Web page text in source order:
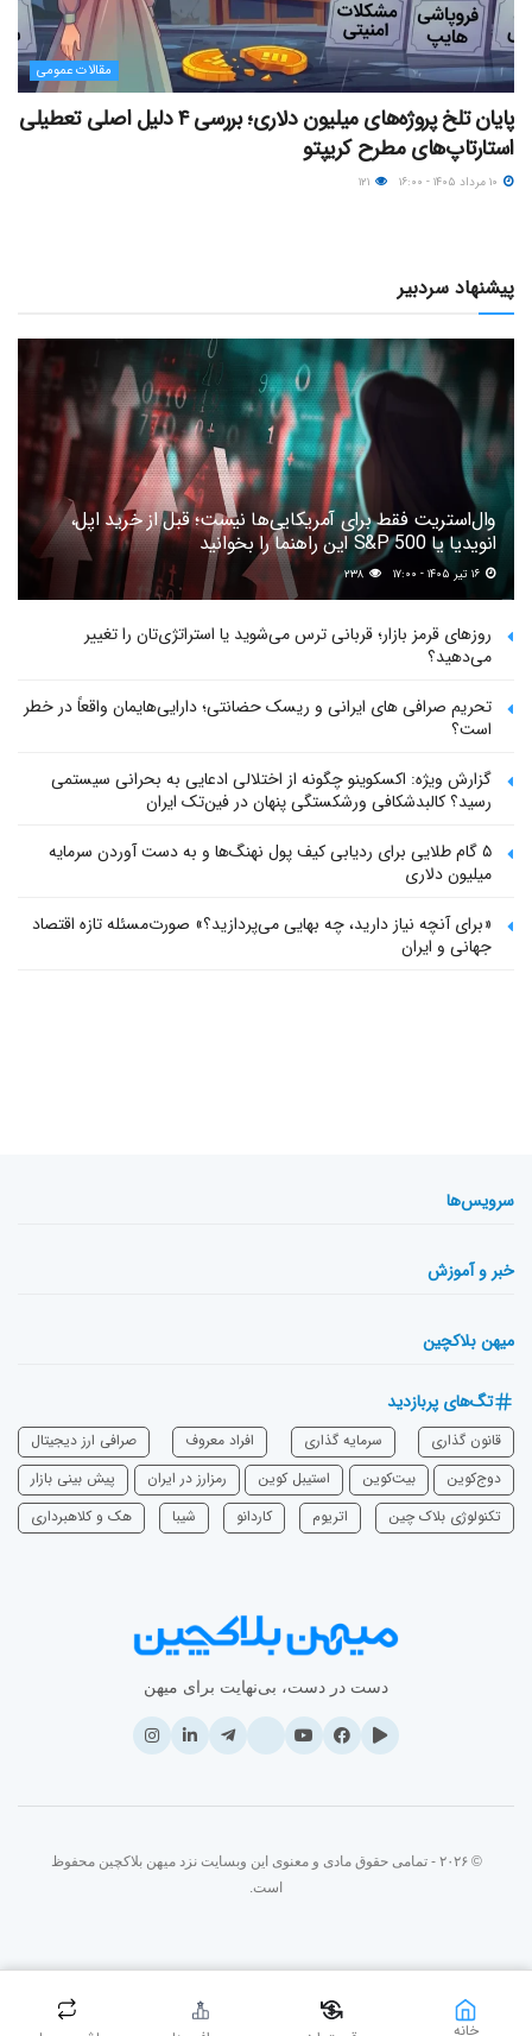
مقالات عمومی
پایان تلخ پروژه‌های میلیون دلاری؛ بررسی ۴ دلیل اصلی تعطیلی
استارتاپ‌های مطرح کریپتو
پیشنهاد سردبیر
وال‌استریت فقط برای آمریکایی‌ها نیست؛ قبل از خرید اپل،
انویدیا یا S&P 500 این راهنما را بخوانید
۲۳۸
روزهای قرمز بازار؛ قربانی ترس می‌شوید یا استراتژی‌تان را تغییر
می‌دهید؟
تحریم صرافی های ایرانی و ریسک حضانتی؛ دارایی‌هایمان واقعاً در خطر
است؟
گزارش ویژه: اکسکوینو چگونه از اختلالی ادعایی به بحرانی سیستمی
رسید؟ کالبدشکافی ورشکستگی پنهان در فین‌تک ایران
۵ گام طلایی برای ردیابی کیف پول‌ نهنگ‌ها و به دست آوردن سرمایه
میلیون دلاری
«برای آنچه نیاز دارید، چه بهایی می‌پردازید؟» صورت‌مسئله تازه اقتصاد
جهانی و ایران
خانه
سرویس‌ها
خبر و آموزش
میهن بلاکچین
تگ‌های پربازدید
قانون گذاری سرمایه‌ گذاری افراد معروف
صرافی ارز دیجیتال
دوج‌کوین
بیت‌کوین استیبل کوین رمزارز در ایران
پیش بینی بازار
تکنولوژی بلاک چین
اتریوم ‌کاردانو شیبا هک و کلاهبرداری
دست در دست، بی‌نهایت برای میهن
© ۲۰۲۶ - تمامی حقوق مادی و معنوی این وبسایت نزد میهن بلاکچین محفوظ
است.